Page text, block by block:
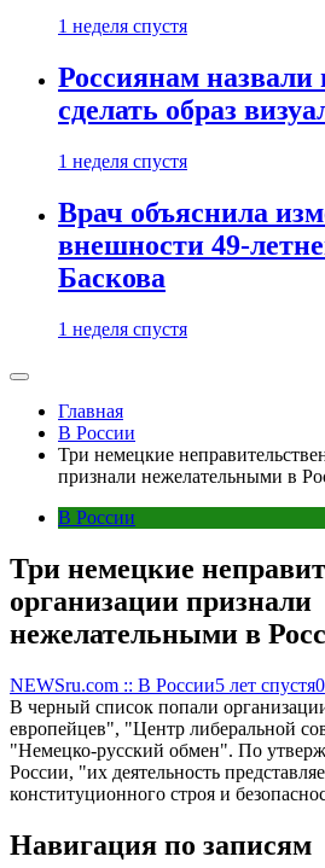
1 неделя спустя
Россиянам назвали
сделать образ
1 неделя спустя
Врач объяснила
внешности 49-
Баскова
1 неделя спустя
Главная
В России
Три немецкие
признали нежелательными в
В России
Три немецкие
организации признали
нежелательными в
NEWSru.com :: В России5 лет спустя0
В черный список попали
европейцев", "Центр либеральной
"Немецко-русский обмен". По
России, "их деятельность
конституционного строя и
Навигация по записям